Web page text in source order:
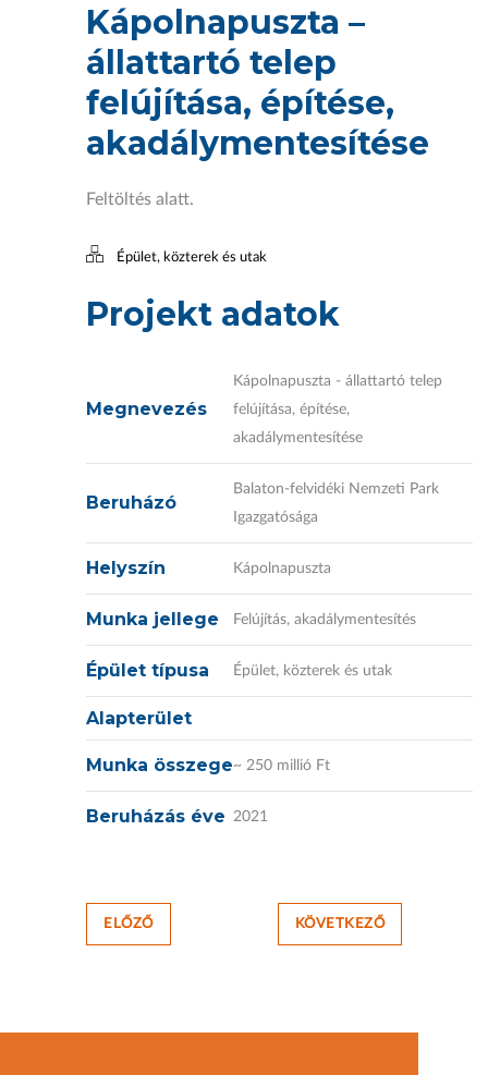
Kápolnapuszta –
állattartó telep
felújítása, építése,
akadálymentesítése
Feltöltés alatt.
Épület, közterek és utak
Projekt adatok
Megnevezés
Kápolnapuszta - állattartó telep
felújítása, építése,
akadálymentesítése
Beruházó
Balaton-felvidéki Nemzeti Park
Igazgatósága
Helyszín Kápolnapuszta
Munka jellege Felújítás, akadálymentesítés
Épület típusa Épület, közterek és utak
Alapterület
Munka összege~ 250 millió Ft
Beruházás éve 2021
ELŐZŐ KÖVETKEZŐ